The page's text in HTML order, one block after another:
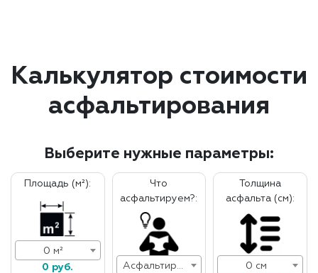
Калькулятор стоимости
асфальтирования
Выберите нужные параметры:
Площадь (м²):
0 м²
0 руб.
Что
асфальтируем?:
Толщина
асфальта (см):
0 см